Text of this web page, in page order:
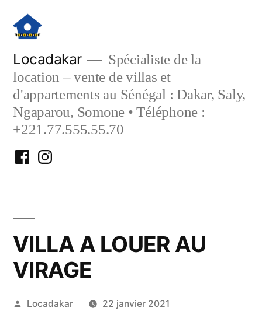
contenu
Locadakar
Spécialiste de la
location – vente de villas et
d'appartements au Sénégal : Dakar, Saly,
Ngaparou, Somone • Téléphone :
+221.77.555.55.70
FacebookInstagram
VILLA A LOUER AU
VIRAGE
Publié
Locadakar 22 janvier 2021